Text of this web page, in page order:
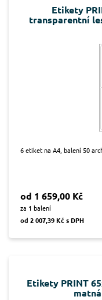
Etikety
transparentní
6 etiket na A4, balení 50
od 1 659,00 Kč
za 1 balení
od 2 007,39 Kč s DPH
Etikety PRINT